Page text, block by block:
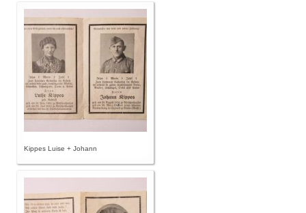
Kippes Luise + Johann